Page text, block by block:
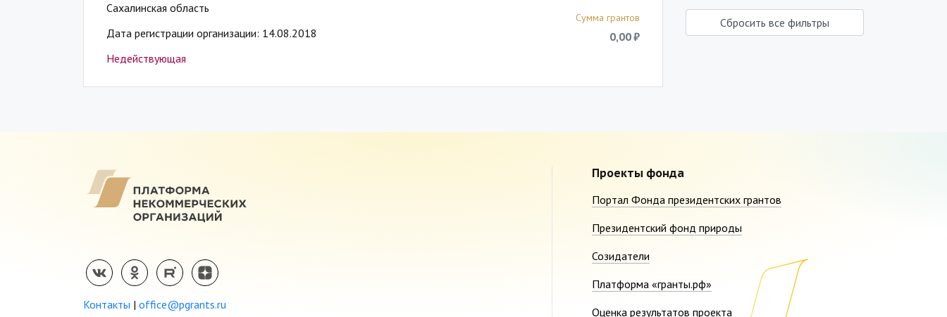
Сахалинская область
Дата регистрации организации: 14.08.2018
Недействующая
Сумма грантов
0,00 ₽
Сбросить все фильтры
Контакты | office@pgrants.ru
Проекты фонда
Портал Фонда президентских грантов
Президентский фонд природы
Созидатели
Платформа «гранты.рф»
Оценка результатов проекта